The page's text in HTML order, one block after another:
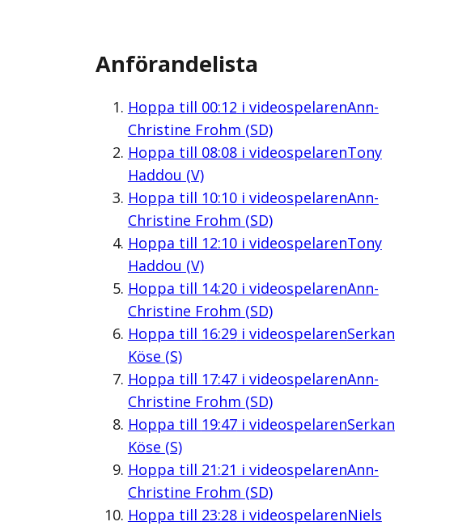
Anförandelista
Hoppa till 00:12 i videospelarenAnn-
Christine Frohm (SD)
Hoppa till 08:08i videospelarenTony
Haddou (V)
Hoppa till 10:10i videospelarenAnn-
Christine Frohm (SD)
Hoppa till 12:10i videospelarenTony
Haddou (V)
Hoppa till 14:20i videospelarenAnn-
Christine Frohm (SD)
Hoppa till 16:29i videospelarenSerkan
Köse (S)
Hoppa till 17:47i videospelarenAnn-
Christine Frohm (SD)
Hoppa till 19:47i videospelarenSerkan
Köse (S)
Hoppa till 21:21 i videospelarenAnn-
Christine Frohm (SD)
Hoppa till 23:28i videospelarenNiels